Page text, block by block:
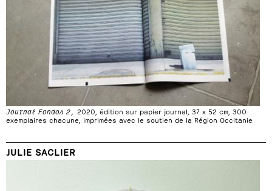
Journal Fondos 2, 2020, édition sur papier journal, 37 x 52 cm, 300
exemplaires chacune, imprimées avec le soutien de la Région Occitanie
JULIE SACLIER